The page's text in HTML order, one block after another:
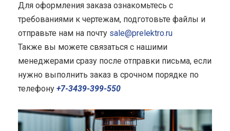
Для оформления заказа ознакомьтесь с
требованиями к чертежам, подготовьте файлы и
отправьте нам на почту sale@prelektro.ru
Также вы можете связаться с нашими
менеджерами сразу после отправки письма, если
нужно выполнить заказ в срочном порядке по
телефону +7-3439-399-550